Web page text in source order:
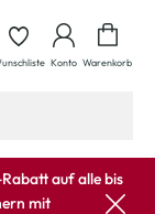
Konto Warenkorb
auf alle bis
mit